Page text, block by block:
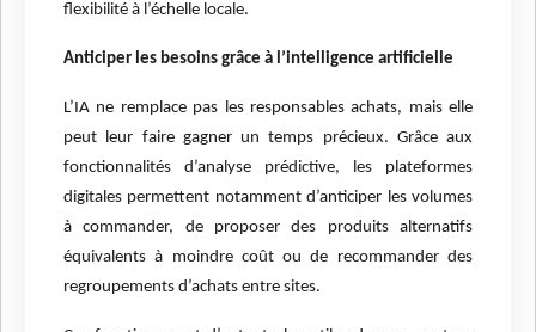
flexibilité à l’échelle locale.
Anticiper les besoins grâce à l’intelligence artificielle
L’IA ne remplace pas les responsables achats, mais elle
peut leur faire gagner un temps précieux. Grâce aux
fonctionnalités d’analyse prédictive, les plateformes
digitales permettent notamment d’anticiper les volumes
à commander, de proposer des produits alternatifs
équivalents à moindre coût ou de recommander des
regroupements d’achats entre sites.